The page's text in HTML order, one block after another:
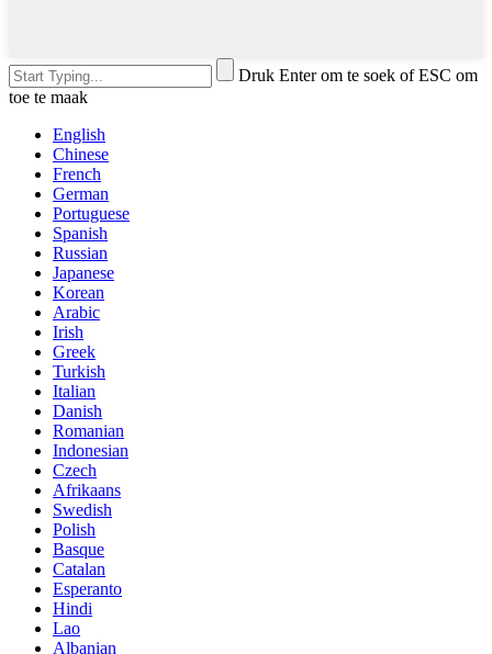
Druk Enter om te soek of ESC om
toe te maak
English
Chinese
French
German
Portuguese
Spanish
Russian
Japanese
Korean
Arabic
Irish
Greek
Turkish
Italian
Danish
Romanian
Indonesian
Czech
Afrikaans
Swedish
Polish
Basque
Catalan
Esperanto
Hindi
Lao
Albanian